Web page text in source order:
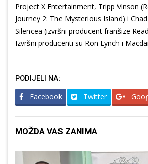
Project X Entertainment, Tripp Vinson
Journey 2: The Mysterious Island) i
Silencea (izvršni producent franšize
Izvršni producenti su Ron Lynch i
PODIJELI NA:
Facebook Twitter
MOŽDA VAS ZANIMA